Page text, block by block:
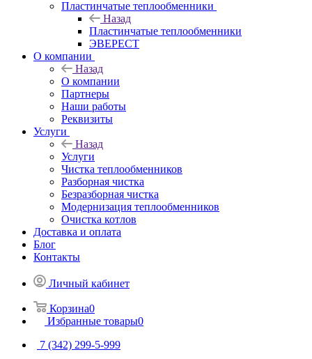
Пластинчатые теплообменники
Назад
Пластинчатые теплообменники
ЭВЕРЕСТ
О компании
Назад
О компании
Партнеры
Наши работы
Реквизиты
Услуги
Назад
Услуги
Чистка теплообменников
Разборная чистка
Безразборная чистка
Модернизация теплообменников
Очистка котлов
Доставка и оплата
Блог
Контакты
Личный кабинет
Корзина0
Избранные товары0
7 (342) 299-5-999